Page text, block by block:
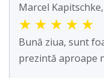
Marcel
★ ★ ★ ★ ★
Bună ziua, sunt
prezintă aproape